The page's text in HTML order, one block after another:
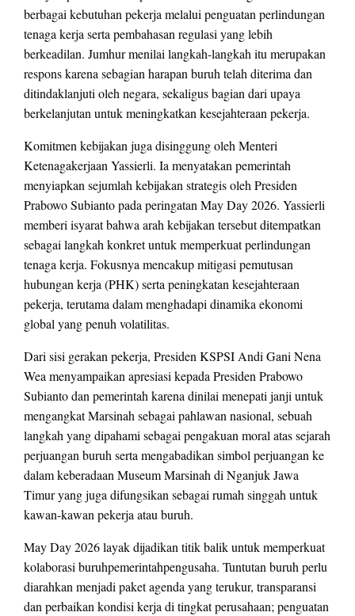
berbagai kebutuhan pekerja melalui penguatan perlindungan
tenaga kerja serta pembahasan regulasi yang lebih
berkeadilan. Jumhur menilai langkah-langkah itu merupakan
respons karena sebagian harapan buruh telah diterima dan
ditindaklanjuti oleh negara, sekaligus bagian dari upaya
berkelanjutan untuk meningkatkan kesejahteraan pekerja.
Komitmen kebijakan juga disinggung oleh Menteri
Ketenagakerjaan Yassierli. Ia menyatakan pemerintah
menyiapkan sejumlah kebijakan strategis oleh Presiden
Prabowo Subianto pada peringatan May Day 2026. Yassierli
memberi isyarat bahwa arah kebijakan tersebut ditempatkan
sebagai langkah konkret untuk memperkuat perlindungan
tenaga kerja. Fokusnya mencakup mitigasi pemutusan
hubungan kerja (PHK) serta peningkatan kesejahteraan
pekerja, terutama dalam menghadapi dinamika ekonomi
global yang penuh volatilitas.
Dari sisi gerakan pekerja, Presiden KSPSI Andi Gani Nena
Wea menyampaikan apresiasi kepada Presiden Prabowo
Subianto dan pemerintah karena dinilai menepati janji untuk
mengangkat Marsinah sebagai pahlawan nasional, sebuah
langkah yang dipahami sebagai pengakuan moral atas sejarah
perjuangan buruh serta mengabadikan simbol perjuangan ke
dalam keberadaan Museum Marsinah di Nganjuk Jawa
Timur yang juga difungsikan sebagai rumah singgah untuk
kawan-kawan pekerja atau buruh.
May Day 2026 layak dijadikan titik balik untuk memperkuat
kolaborasi buruhpemerintahpengusaha. Tuntutan buruh perlu
diarahkan menjadi paket agenda yang terukur, transparansi
dan perbaikan kondisi kerja di tingkat perusahaan; penguatan